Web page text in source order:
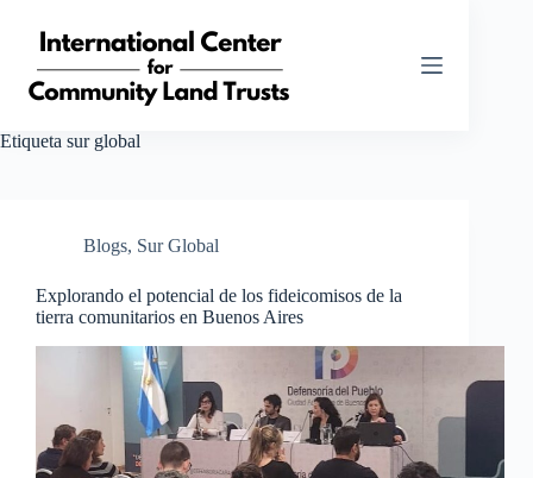
contenido
Etiqueta sur global
Blogs, Sur Global
Explorando el potencial de los fideicomisos de la
tierra comunitarios en Buenos Aires